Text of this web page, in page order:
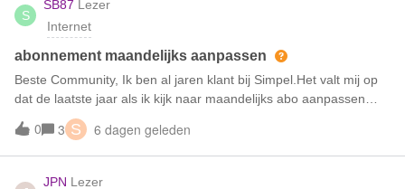
S
SB87 Lezer
Internet
abonnement maandelijks aanpassen
Beste Community, Ik ben al jaren klant bij Simpel.Het valt mij op
dat de laatste jaar als ik kijk naar maandelijks abo aanpassen
(bellen, sms en data) dat de prijzen bijna gelijk blijven.Vroeger,
een paar jaar geleden was de prijsopbouw veel logischer. Als je
2x zoveel betaald, krijg je 2x zoveel service.Dus250MB 2,50
euro500MB 5,00 euro etceteraNu zit daar heel weinig
0 3 S 6 dagen geleden
JPN Lezer